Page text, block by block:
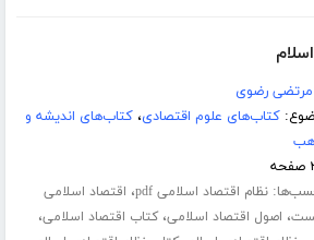
مرتضی رضوی
کتاب‌های علوم اقتصادی،کتاب‌های اندیشه و
نظام اقتصاد اسلامی pdf ، اقتصاد اسلامی
، اصول اقتصاد اسلامی،کتاب اقتصاد اسلامی،